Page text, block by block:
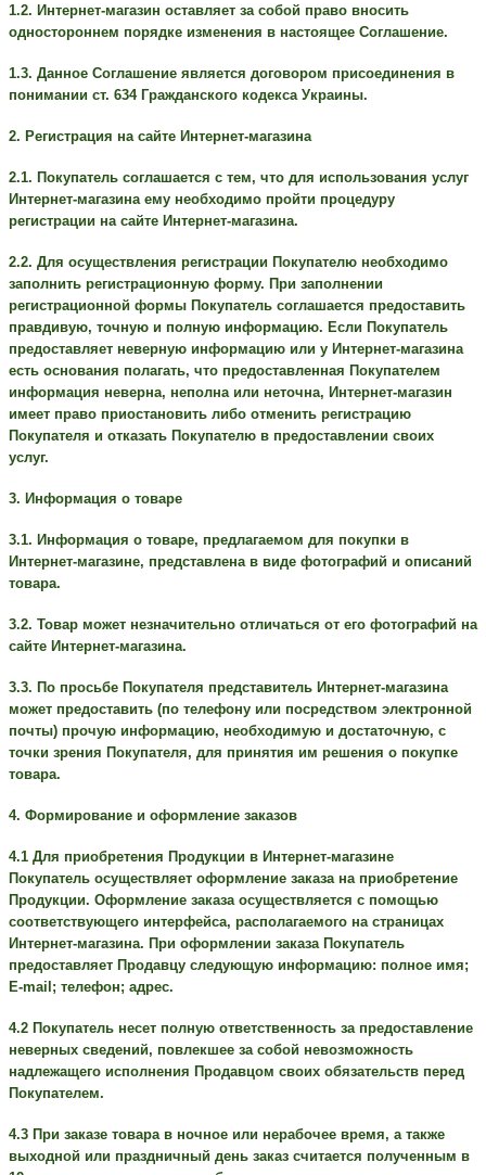
1.2. Интернет-магазин оставляет за собой право вносить
одностороннем порядке изменения в настоящее Соглашение.
1.3. Данное Соглашение является договором присоединения в
понимании ст. 634 Гражданского кодекcа Украины.
2. Регистрация на сайте Интернет-магазина
2.1. Покупатель соглашается с тем, что для использования услуг
Интернет-магазина ему необходимо пройти процедуру
регистрации на сайте Интернет-магазина.
2.2. Для осуществления регистрации Покупателю необходимо
заполнить регистрационную форму. При заполнении
регистрационной формы Покупатель соглашается предоставить
правдивую, точную и полную информацию. Если Покупатель
предоставляет неверную информацию или у Интернет-магазина
есть основания полагать, что предоставленная Покупателем
информация неверна, неполна или неточна, Интернет-магазин
имеет право приостановить либо отменить регистрацию
Покупателя и отказать Покупателю в предоставлении своих
услуг.
3. Информация о товаре
3.1. Информация о товаре, предлагаемом для покупки в
Интернет-магазине, представлена в виде фотографий и описаний
товара.
3.2. Товар может незначительно отличаться от его фотографий на
сайте Интернет-магазина.
3.3. По просьбе Покупателя представитель Интернет-магазина
может предоставить (по телефону или посредством электронной
почты) прочую информацию, необходимую и достаточную, с
точки зрения Покупателя, для принятия им решения о покупке
товара.
4. Формирование и оформление заказов
4.1 Для приобретения Продукции в Интернет-магазине
Покупатель осуществляет оформление заказа на приобретение
Продукции. Оформление заказа осуществляется с помощью
соответствующего интерфейса, располагаемого на страницах
Интернет-магазина. При оформлении заказа Покупатель
предоставляет Продавцу следующую информацию: полное имя;
E-mail; телефон; адрес.
4.2 Покупатель несет полную ответственность за предоставление
неверных сведений, повлекшее за собой невозможность
надлежащего исполнения Продавцом своих обязательств перед
Покупателем.
4.3 При заказе товара в ночное или нерабочее время, а также
выходной или праздничный день заказ считается полученным в